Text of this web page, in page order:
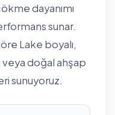
dayanımı
sunar.
Lake boyalı,
doğal ahşap
sunuyoruz.